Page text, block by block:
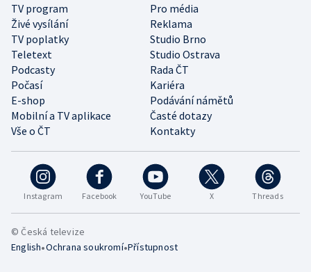
Instagram Facebook YouTube X Threads
TV program
Pro média
Živé vysílání
Reklama
TV poplatky
Studio Brno
Teletext
Studio Ostrava
Podcasty
Rada ČT
Počasí
Kariéra
E-shop
Podávání námětů
Mobilní a TV aplikace
Časté dotazy
Vše o ČT
Kontakty
© Česká televize
English•Ochrana soukromí•Přístupnost